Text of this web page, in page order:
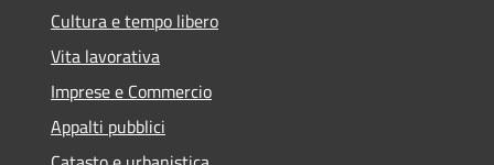
Cultura e tempo libero
Vita lavorativa
Imprese e Commercio
Appalti pubblici